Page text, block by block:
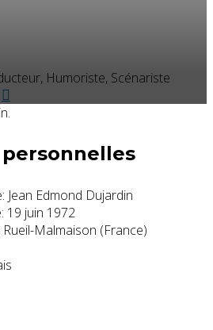
Humoriste, Scénariste
Jean Edmond Dujardin
19 juin 1972
Rueil-Malmaison (France)